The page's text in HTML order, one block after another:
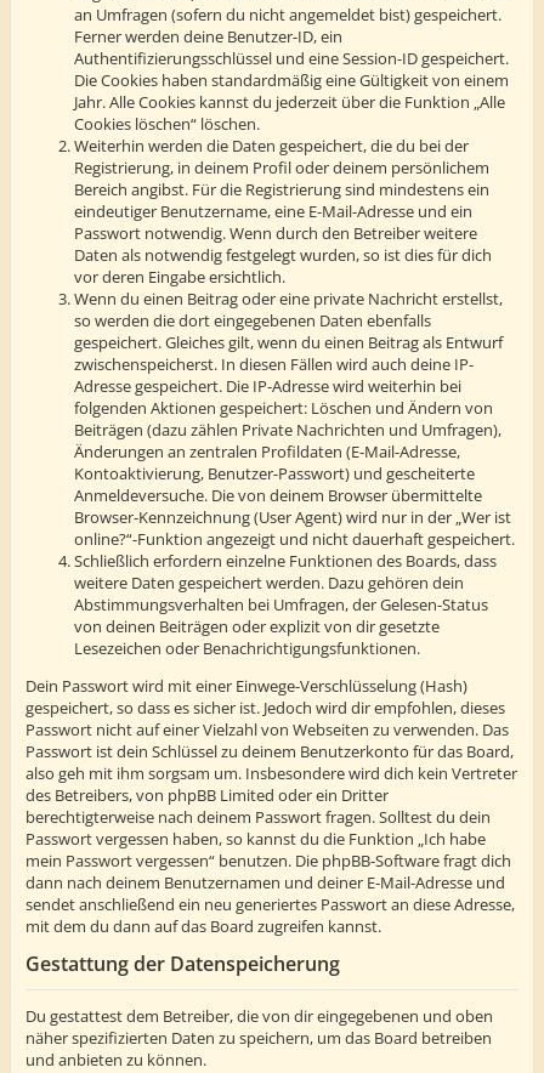
an Umfragen (sofern du nicht angemeldet bist) gespeichert.
Ferner werden deine Benutzer-ID, ein
Authentifizierungsschlüssel und eine Session-ID gespeichert.
Die Cookies haben standardmäßig eine Gültigkeit von einem
Jahr. Alle Cookies kannst du jederzeit über die Funktion „Alle
Cookies löschen“ löschen.
Weiterhin werden die Daten gespeichert, die du bei der
Registrierung, in deinem Profil oder deinem persönlichem
Bereich angibst. Für die Registrierung sind mindestens ein
eindeutiger Benutzername, eine E-Mail-Adresse und ein
Passwort notwendig. Wenn durch den Betreiber weitere
Daten als notwendig festgelegt wurden, so ist dies für dich
vor deren Eingabe ersichtlich.
Wenn du einen Beitrag oder eine private Nachricht erstellst,
so werden die dort eingegebenen Daten ebenfalls
gespeichert. Gleiches gilt, wenn du einen Beitrag als Entwurf
zwischenspeicherst. In diesen Fällen wird auch deine IP-
Adresse gespeichert. Die IP-Adresse wird weiterhin bei
folgenden Aktionen gespeichert: Löschen und Ändern von
Beiträgen (dazu zählen Private Nachrichten und Umfragen),
Änderungen an zentralen Profildaten (E-Mail-Adresse,
Kontoaktivierung, Benutzer-Passwort) und gescheiterte
Anmeldeversuche. Die von deinem Browser übermittelte
Browser-Kennzeichnung (User Agent) wird nur in der „Wer ist
online?“-Funktion angezeigt und nicht dauerhaft gespeichert.
Schließlich erfordern einzelne Funktionen des Boards, dass
weitere Daten gespeichert werden. Dazu gehören dein
Abstimmungsverhalten bei Umfragen, der Gelesen-Status
von deinen Beiträgen oder explizit von dir gesetzte
Lesezeichen oder Benachrichtigungsfunktionen.
Dein Passwort wird mit einer Einwege-Verschlüsselung (Hash)
gespeichert, so dass es sicher ist. Jedoch wird dir empfohlen, dieses
Passwort nicht auf einer Vielzahl von Webseiten zu verwenden. Das
Passwort ist dein Schlüssel zu deinem Benutzerkonto für das Board,
also geh mit ihm sorgsam um. Insbesondere wird dich kein Vertreter
des Betreibers, von phpBB Limited oder ein Dritter
berechtigterweise nach deinem Passwort fragen. Solltest du dein
Passwort vergessen haben, so kannst du die Funktion „Ich habe
mein Passwort vergessen“ benutzen. Die phpBB-Software fragt dich
dann nach deinem Benutzernamen und deiner E-Mail-Adresse und
sendet anschließend ein neu generiertes Passwort an diese Adresse,
mit dem du dann auf das Board zugreifen kannst.
Gestattung der Datenspeicherung
Du gestattest dem Betreiber, die von dir eingegebenen und oben
näher spezifizierten Daten zu speichern, um das Board betreiben
und anbieten zu können.